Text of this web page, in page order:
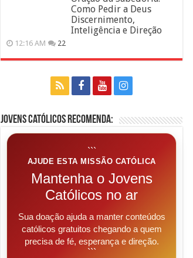
Como Pedir a Deus
Discernimento,
Inteligência e Direção
12:16 AM 22
Jovens Católicos Recomenda:
```
AJUDE ESTA MISSÃO CATÓLICA
Mantenha o Jovens
Católicos no ar
Sua doação ajuda a manter conteúdos
católicos gratuitos chegando a quem
precisa de fé, esperança e direção.
```